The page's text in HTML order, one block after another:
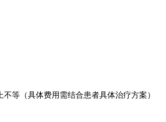
等（具体费用需结合患者具体治疗方案）